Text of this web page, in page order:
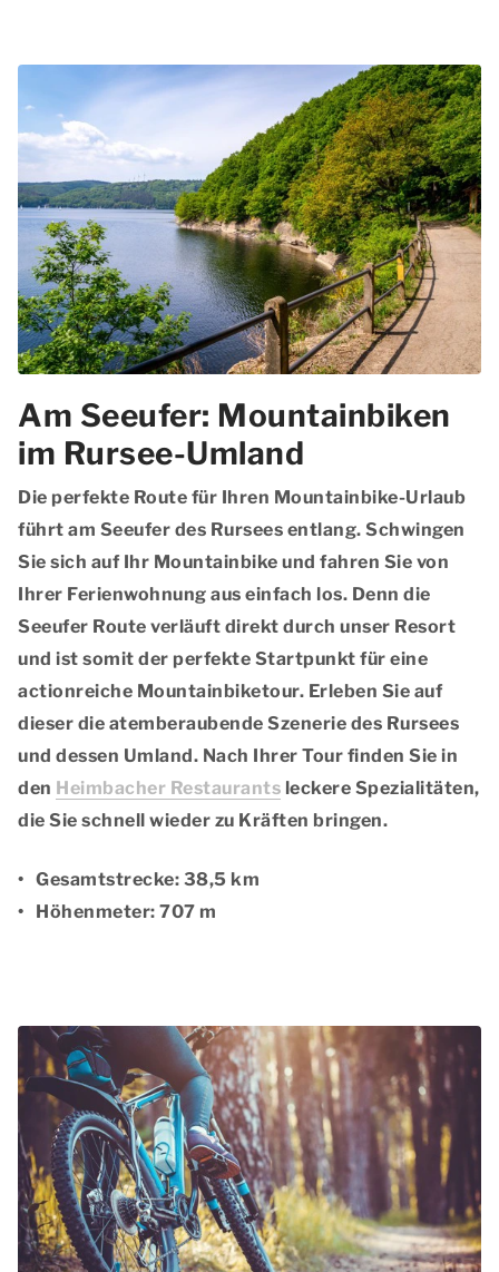
Am Seeufer: Mountainbiken
im Rursee-Umland
Die perfekte Route für Ihren Mountainbike-Urlaub
führt am Seeufer des Rursees entlang. Schwingen
Sie sich auf Ihr Mountainbike und fahren Sie von
Ihrer Ferienwohnung aus einfach los. Denn die
Seeufer Route verläuft direkt durch unser Resort
und ist somit der perfekte Startpunkt für eine
actionreiche Mountainbiketour. Erleben Sie auf
dieser die atemberaubende Szenerie des Rursees
und dessen Umland. Nach Ihrer Tour finden Sie in
den Heimbacher Restaurants leckere Spezialitäten,
die Sie schnell wieder zu Kräften bringen.
Gesamtstrecke: 38,5 km
Höhenmeter: 707 m